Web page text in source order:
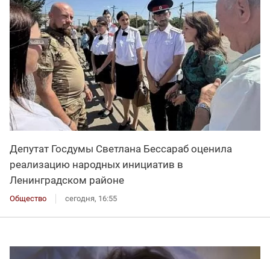
Депутат Госдумы Светлана Бессараб оценила
реализацию народных инициатив в
Ленинградском районе
Общество сегодня, 16:55